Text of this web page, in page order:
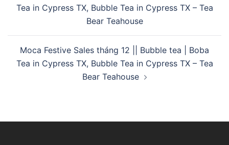
Tea in Cypress TX, Bubble Tea in Cypress TX – Tea
Bear Teahouse
Moca Festive Sales tháng 12 || Bubble tea | Boba
Tea in Cypress TX, Bubble Tea in Cypress TX – Tea
Bear Teahouse